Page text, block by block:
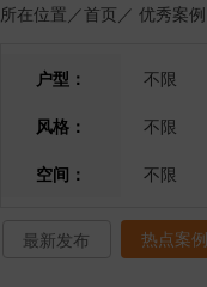
所在位置／首页 ／ 优秀案例
户型： 不限
风格：
不限
空间：
不限
最新发布 热点案例